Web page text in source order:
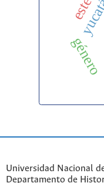
género
Universidad Nacional
Departamento de